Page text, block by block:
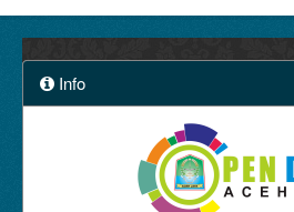
Info